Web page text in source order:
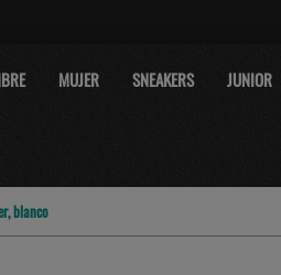
MUJER SNEAKERS JUNIOR
blanco